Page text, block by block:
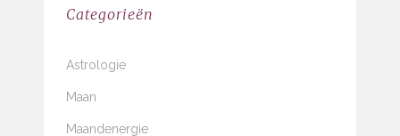
Categorieën
Astrologie
Maan
Maandenergie